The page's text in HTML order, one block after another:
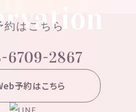
約はこちら
6709-2867
予約はこちら